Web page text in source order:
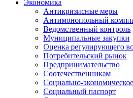
Экономика
Антикризисные меры
Антимонопольный
Ведомственный контроль
Муниципальные закупки
Оценка регулирующего
Потребительский рынок
Предпринимательство
Соотечественникам
Социально-
Социальный паспорт